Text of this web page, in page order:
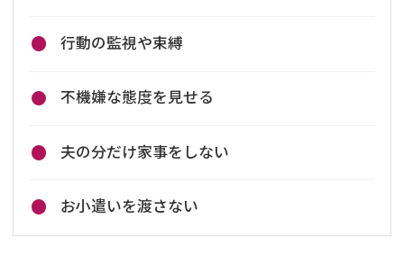
行動の監視や束縛
不機嫌な態度を見せる
夫の分だけ家事をしない
お小遣いを渡さない